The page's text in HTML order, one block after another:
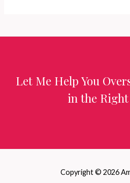
Let Me Help You
in the Right
Copyright © 2026